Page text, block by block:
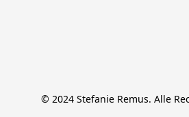
© 2024 Stefanie Remus. Alle